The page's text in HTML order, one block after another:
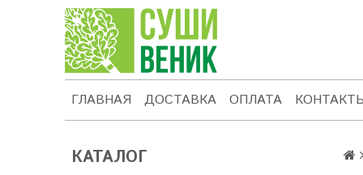
ГЛАВНАЯ ДОСТАВКА ОПЛАТА
КАТАЛОГ